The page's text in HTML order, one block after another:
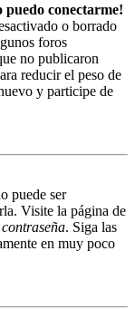
puedo conectarme!
o borrado
foros
no publicaron
reducir el peso de
y participe de
puede ser
Visite la página de
. Siga las
en muy poco